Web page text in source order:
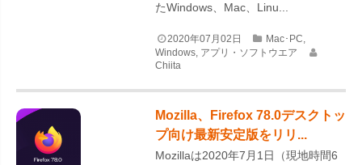
たWindows、Mac、Linu...
2020年07月02日 Mac･PC,
Windows, アプリ・ソフトウエア
Chiita
Mozilla、Firefox 78.0デスクトッ
プ向け最新安定版をリリ...
Mozillaは2020年7月1日（現地時間6